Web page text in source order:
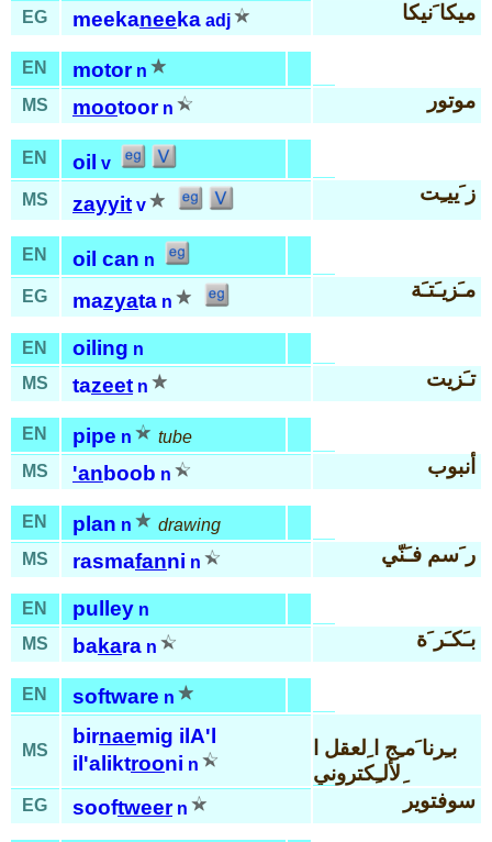
EG
meekanee ka adj ميكا َنيكا
EN motor n
MS
mootoor n موتور
EN oil v
MS
zayyit v
ز َييـِت
EN oil can n
EG
mazyata n
مـَزيـَتـَة
EN oiling n
MS
tazeet n تـَزيت
EN pipe n
tube
MS
'anboob n أنبوب
EN plan n
drawing
MS
rasmafanni n ر َسم فـَنّي
EN pulley n
MS
bakara n بـَكـَر َة
EN software n
MS
birnaemig ilA'l
il'aliktrooni n
بـِرنا َمـِج ا ِلعقل ا
ِلألـِكتروني
EG sooftweer n سوفتوير